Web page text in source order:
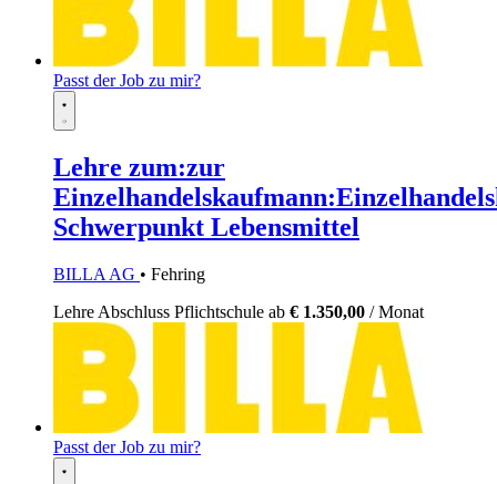
Passt der Job zu mir?
Lehre zum:zur
Schwerpunkt Lebensmittel
BILLA AG • Fehring
Lehre Abschluss Pflichtschule ab € 1.350,00 / Monat
Passt der Job zu mir?